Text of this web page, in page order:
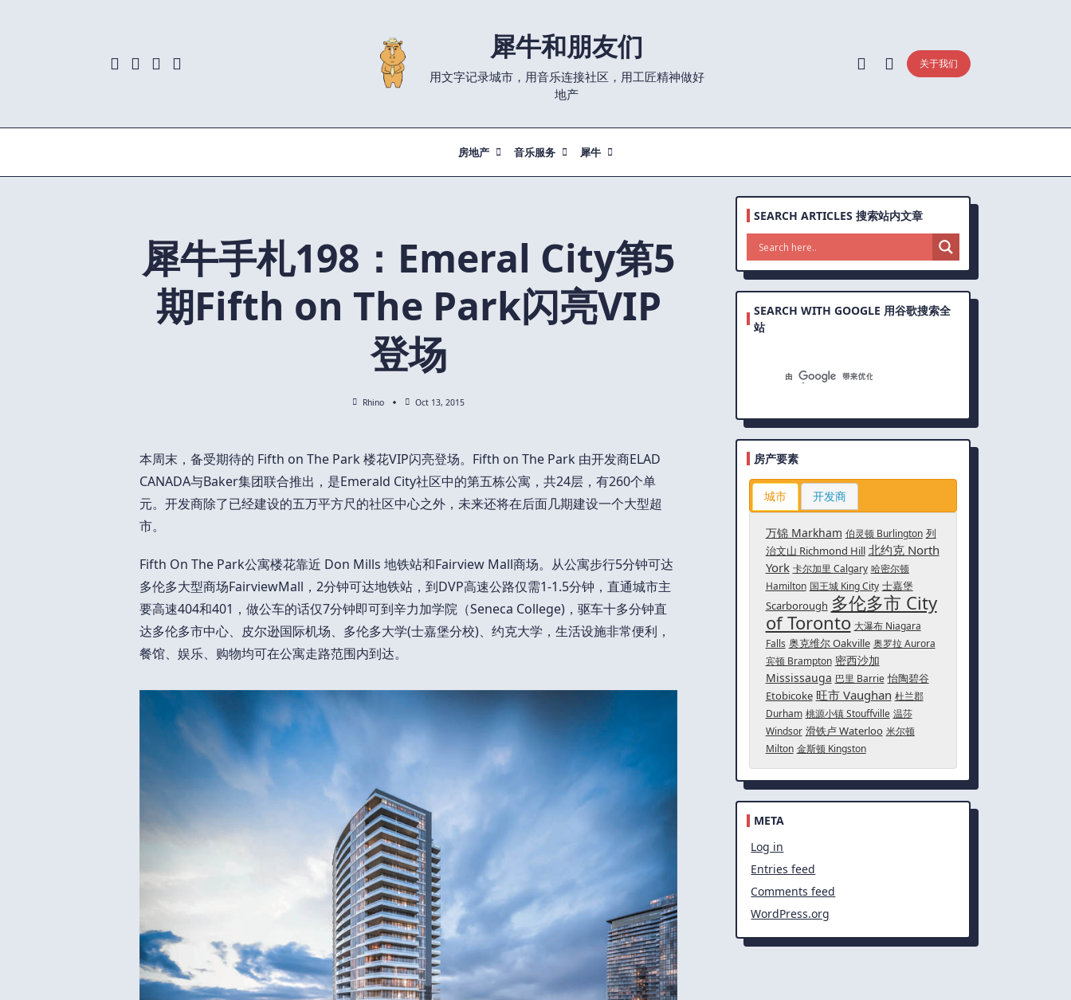
犀牛和朋友们
用文字记录城市，用音乐连接社区，用工匠精神做好
地产
关于我们
房地产 音乐服务 犀牛
犀牛手札198：Emeral City第5
期Fifth on The Park闪亮VIP
登场
Rhino Oct 13, 2015
本周末，备受期待的 Fifth on The Park 楼花VIP闪亮登场。Fifth on The Park 由开发商ELAD
CANADA与Baker集团联合推出，是Emerald City社区中的第五栋公寓，共24层，有260个单
元。开发商除了已经建设的五万平方尺的社区中心之外，未来还将在后面几期建设一个大型超
市。
Fifth On The Park公寓楼花靠近 Don Mills 地铁站和Fairview Mall商场。从公寓步行5分钟可达
多伦多大型商场FairviewMall，2分钟可达地铁站，到DVP高速公路仅需1-1.5分钟，直通城市主
要高速404和401，做公车的话仅7分钟即可到辛力加学院（Seneca College)，驱车十多分钟直
达多伦多市中心、皮尔逊国际机场、多伦多大学(士嘉堡分校)、约克大学，生活设施非常便利，
餐馆、娱乐、购物均可在公寓走路范围内到达。
SEARCH ARTICLES 搜索站内文章
SEARCH WITH GOOGLE 用谷歌搜索全
站
房产要素
城市 开发商
万锦 Markham 伯灵顿 Burlington 列
治文山 Richmond Hill 北约克 North
York 卡尔加里 Calgary 哈密尔顿
Hamilton 国王城 King City 士嘉堡
Scarborough 多伦多市 City
of Toronto 大瀑布 Niagara
Falls 奥克维尔 Oakville 奥罗拉 Aurora
宾顿 Brampton 密西沙加
Mississauga 巴里 Barrie 怡陶碧谷
Etobicoke 旺市 Vaughan 杜兰郡
Durham 桃源小镇 Stouffville 温莎
Windsor 滑铁卢 Waterloo 米尔顿
Milton 金斯顿 Kingston
META
Log in
Entries feed
Comments feed
WordPress.org